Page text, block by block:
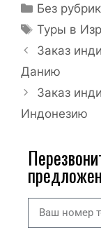
Без
Туры в
Заказ
Данию
Заказ
Индонезию